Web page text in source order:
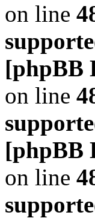
on line
[phpBB
on line
[phpBB
on line